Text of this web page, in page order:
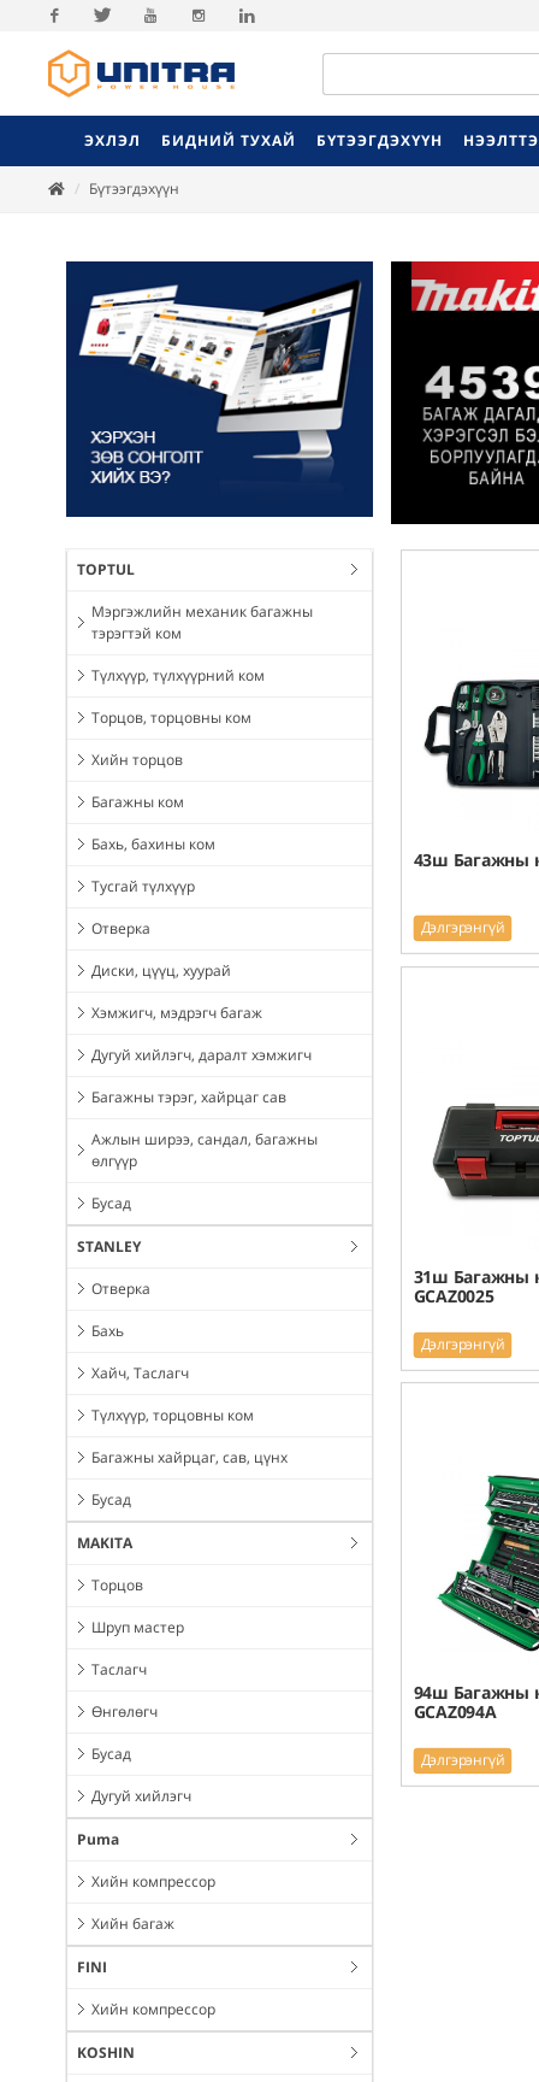
Facebook
ЭХЛЭЛ БИДНИЙ ТУХАЙ БҮТЭЭГДЭХҮҮН
Бүтээгдэхүүн
TOPTUL
Мэргэжлийн механик багажны
тэрэгтэй ком
Түлхүүр, түлхүүрний ком
Торцов, торцовны ком
Хийн торцов
Багажны ком
Бахь, бахины ком
Тусгай түлхүүр
Отверка
Диски, цүүц, хуурай
Хэмжигч, мэдрэгч багаж
Дугуй хийлэгч, даралт хэмжигч
Багажны тэрэг, хайрцаг сав
Ажлын ширээ, сандал, багажны
өлгүүр
Бусад
STANLEY
Отверка
Бахь
Хайч, Таслагч
Түлхүүр, торцовны ком
Багажны хайрцаг, сав, цүнх
Бусад
MAKITA
Торцов
Шруп мастер
Таслагч
Өнгөлөгч
Бусад
Дугуй хийлэгч
Puma
Хийн компрессор
Хийн багаж
FINI
Хийн компрессор
KOSHIN
43ш Багажны
Дэлгэрэнгүй
31ш Багажны
GCAZ0025
Дэлгэрэнгүй
94ш Багажны
GCAZ094A
Дэлгэрэнгүй